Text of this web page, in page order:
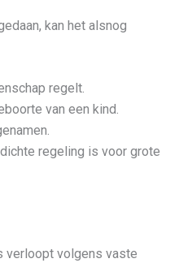
kan het alsnog
regelt.
van een kind.
regeling is voor grote
verloopt volgens vaste